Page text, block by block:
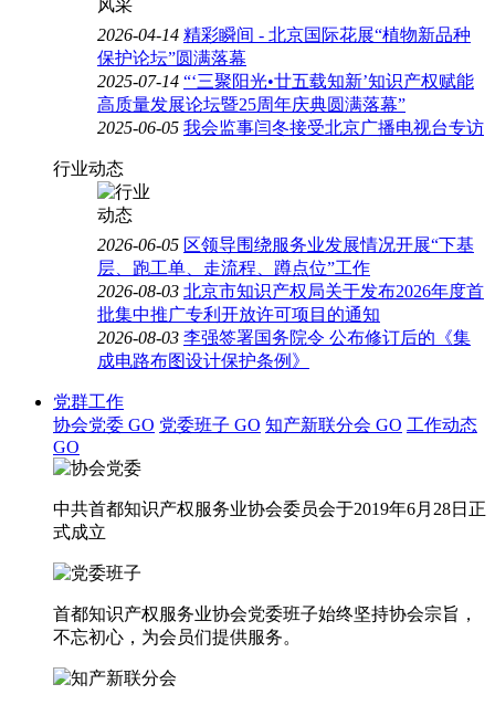
2026-04-14 精彩瞬间 - 北京国际花展“植物新品种
保护论坛”圆满落幕
2025-07-14 “‘三聚阳光•廿五载知新’知识产权赋能
高质量发展论坛暨25周年庆典圆满落幕”
2025-06-05 我会监事闫冬接受北京广播电视台专访
行业动态
2026-06-05 区领导围绕服务业发展情况开展“下基
层、跑工单、走流程、蹲点位”工作
2026-08-03 北京市知识产权局关于发布2026年度首
批集中推广专利开放许可项目的通知
2026-08-03 李强签署国务院令 公布修订后的《集
成电路布图设计保护条例》
党群工作
协会党委 GO 党委班子 GO 知产新联分会 GO 工作动态
GO
中共首都知识产权服务业协会委员会于2019年6月28日正
式成立
首都知识产权服务业协会党委班子始终坚持协会宗旨，
不忘初心，为会员们提供服务。